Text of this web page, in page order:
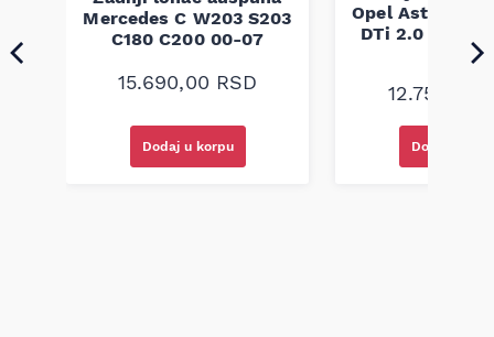
Mercedes C W203 S203
C180 C200 00-07
15.690,00 RSD
Dodaj u korpu
Opel Astra G
DTi 2.0 DI 2.0
12.750,00
Dodaj u